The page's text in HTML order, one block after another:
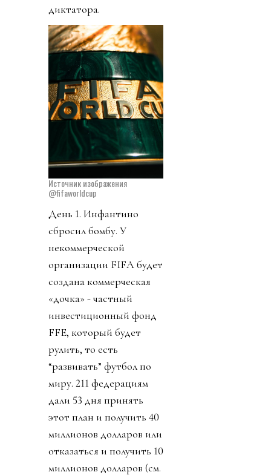
диктатора.
Источник изображения
@fifaworldcup
День 1. Инфантино
сбросил бомбу. У
некоммерческой
организации FIFA будет
создана коммерческая
«дочка» - частный
инвестиционный фонд
FFE, который будет
рулить, то есть
“развивать” футбол по
миру. 211 федерациям
дали 53 дня принять
этот план и получить 40
миллионов долларов или
отказаться и получить 10
миллионов долларов (см.